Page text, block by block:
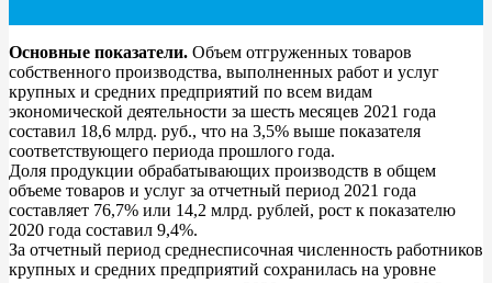
Основные показатели. Объем отгруженных товаров
собственного производства, выполненных работ и услуг
крупных и средних предприятий по всем видам
экономической деятельности за шесть месяцев 2021 года
составил 18,6 млрд. руб., что на 3,5% выше показателя
соответствующего периода прошлого года.
Доля продукции обрабатывающих производств в общем
объеме товаров и услуг за отчетный период 2021 года
составляет 76,7% или 14,2 млрд. рублей, рост к показателю
2020 года составил 9,4%.
За отчетный период среднесписочная численность работников
крупных и средних предприятий сохранилась на уровне